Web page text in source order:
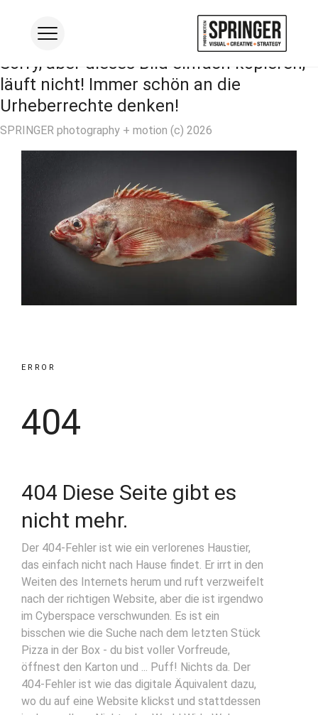
Sorry, aber dieses Bild einfach kopieren,
läuft nicht! Immer schön an die
Urheberrechte denken!
SPRINGER photography + motion (c) 2026
Studio
PRODUKT
CORPORATE
MOTION
Studio mieten
Datenschutz
ERROR
404
404 Diese Seite gibt es
nicht mehr.
Der 404-Fehler ist wie ein verlorenes Haustier,
das einfach nicht nach Hause findet. Er irrt in den
Weiten des Internets herum und ruft verzweifelt
nach der richtigen Website, aber die ist irgendwo
im Cyberspace verschwunden. Es ist ein
bisschen wie die Suche nach dem letzten Stück
Pizza in der Box - du bist voller Vorfreude,
öffnest den Karton und ... Puff! Nichts da. Der
404-Fehler ist wie das digitale Äquivalent dazu,
wo du auf eine Website klickst und stattdessen